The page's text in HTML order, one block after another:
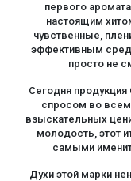
первого аромата
настоящим
чувственные,
эффективным
просто не
Сегодня
спросом во
взыскательных
молодость, этот
самыми
Духи этой марки